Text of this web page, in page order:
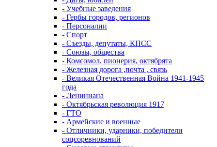
- Учебные заведения
- Гербы городов, регионов
- Персоналии
- Спорт
- Съезды, депутаты, КПСС
- Союзы, общества
- Комсомол, пионерия, октябрята
- Железная дорога ,почта , связь
- Великая Отечественная Война 1941-1945
года
- Лениниана
- Октябрьская революция 1917
- ГТО
- Армейские и военные
- Отличники, ударники, победители
соцсоревнований